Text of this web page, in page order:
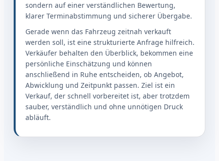
sondern auf einer verständlichen Bewertung,
klarer Terminabstimmung und sicherer Übergabe.
Gerade wenn das Fahrzeug zeitnah verkauft
werden soll, ist eine strukturierte Anfrage hilfreich.
Verkäufer behalten den Überblick, bekommen eine
persönliche Einschätzung und können
anschließend in Ruhe entscheiden, ob Angebot,
Abwicklung und Zeitpunkt passen. Ziel ist ein
Verkauf, der schnell vorbereitet ist, aber trotzdem
sauber, verständlich und ohne unnötigen Druck
abläuft.